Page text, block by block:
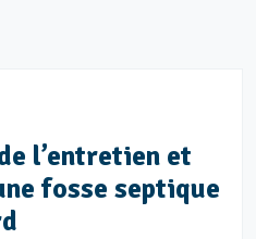
l’entretien et
fosse septique